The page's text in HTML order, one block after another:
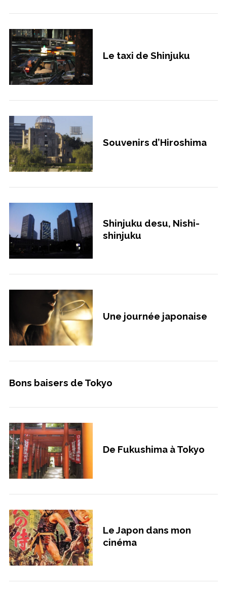
Le taxi de Shinjuku
Souvenirs d’Hiroshima
Shinjuku desu, Nishi-
shinjuku
Une journée japonaise
Bons baisers de Tokyo
De Fukushima à Tokyo
Le Japon dans mon
cinéma
S
a
c
h
f
o
r